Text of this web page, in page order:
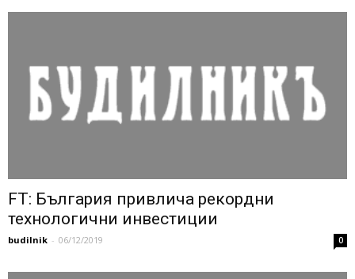
FT: България привлича рекордни
технологични инвестиции
budilnik - 06/12/2019 0